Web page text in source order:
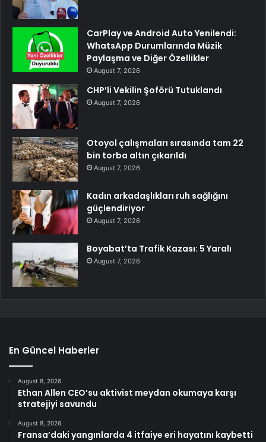
CarPlay ve Android Auto Yenilendi:
WhatsApp Durumlarında Müzik
Paylaşma ve Diğer Özellikler
August 7, 2026
CHP’li Vekilin Şoförü Tutuklandı
August 7, 2026
Otoyol çalışmaları sırasında tam 22
bin torba altın çıkarıldı
August 7, 2026
Kadın arkadaşlıkları ruh sağlığını
güçlendiriyor
August 7, 2026
Boyabat’ta Trafik Kazası: 5 Yaralı
August 7, 2026
En Güncel Haberler
August 8, 2026
Ethan Allen CEO’su aktivist meydan okumaya karşı
stratejiyi savundu
August 8, 2026
Fransa’daki yangınlarda 4 itfaiye eri hayatını kaybetti